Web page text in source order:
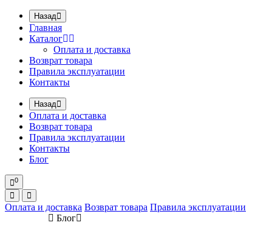
Назад
Главная
Каталог
Оплата и доставка
Возврат товара
Правила эксплуатации
Контакты
Назад
Оплата и доставка
Возврат товара
Правила эксплуатации
Контакты
Блог
0
Оплата и доставка Возврат товара Правила эксплуатации
Блог